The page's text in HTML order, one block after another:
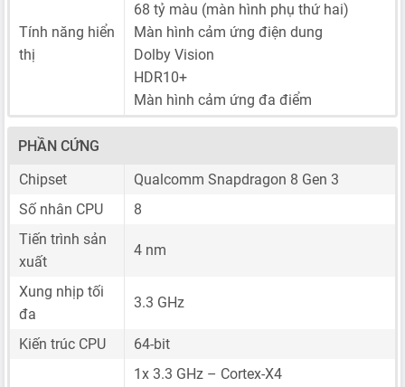
Tính năng hiển
thị
68 tỷ màu (màn hình phụ thứ hai)
Màn hình cảm ứng điện dung
Dolby Vision
HDR10+
Màn hình cảm ứng đa điểm
PHẦN CỨNG
Chipset
Qualcomm Snapdragon 8 Gen 3
Số nhân CPU
8
Tiến trình sản
xuất
4 nm
Xung nhịp tối
đa
3.3 GHz
Kiến trúc CPU 64-bit
1x 3.3 GHz – Cortex-X4